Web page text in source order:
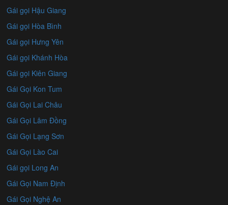
Gái gọi Hậu Giang
Gái gọi Hòa Bình
Gái gọi Hưng Yên
Gái gọi Khánh Hòa
Gái gọi Kiên Giang
Gái Gọi Kon Tum
Gái Gọi Lai Châu
Gái Gọi Lâm Đồng
Gái Gọi Lạng Sơn
Gái Gọi Lào Cai
Gái gọi Long An
Gái Gọi Nam Định
Gái Gọi Nghệ An